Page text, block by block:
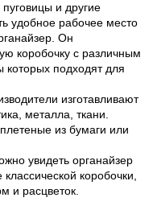
и другие
удобное рабочее место
Он
коробочку с различным
которых подходят для
изготавливают
металла, ткани.
из бумаги или
увидеть органайзер
коробочки,
и расцветок.